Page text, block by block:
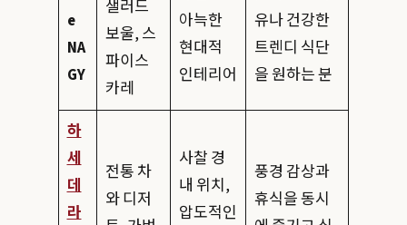
e
NA
GY
샐러드
보울, 스
파이스
카레
아늑한
현대적
인테리어
유나 건강한
트렌디 식단
을 원하는 분
하
세
데
라
전통 차
와 디저
사찰 경
내 위치,
압도적인
풍경 감상과
휴식을 동시